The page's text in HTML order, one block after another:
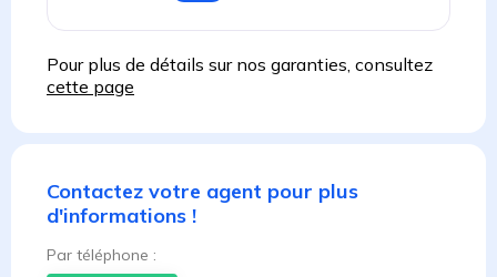
Pour plus de détails sur nos garanties, consultez
cette page
Contactez votre agent pour plus
d'informations !
Par téléphone :